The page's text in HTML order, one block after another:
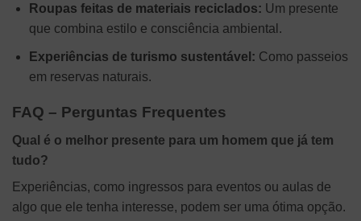
Roupas feitas de materiais reciclados: Um presente
que combina estilo e consciência ambiental.
Experiências de turismo sustentável: Como passeios
em reservas naturais.
FAQ – Perguntas Frequentes
Qual é o melhor presente para um homem que já tem
tudo?
Experiências, como ingressos para eventos ou aulas de
algo que ele tenha interesse, podem ser uma ótima opção.